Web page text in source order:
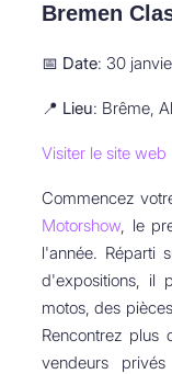
Bremen
📅 Date: 30
📍 Lieu: Brême,
Visiter le site web
Commencez
Motorshow, le
l'année. Réparti
d'expositions, il
motos, des
Rencontrez plus
vendeurs